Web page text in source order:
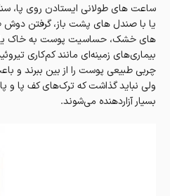
ساعت های طولانی ایستادن روی پا،
یا با صندل های پشت باز، گرفتن دوش
های خشک، حساسیت پوست به خاک یا
بیماری‌های زمینه‌ای مانند کم‌کاری
چربی طبیعی پوست را از بین ببرند و
ولی نباید گذاشت که ترک‌های کف پا و
بسیار آزاردهنده می‌شوند.